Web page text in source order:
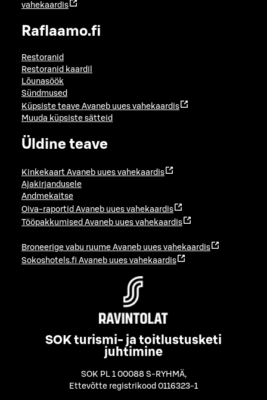
vahekaardis
Raflaamo.fi
Restoranid
Restoranid kaardil
Lõunasöök
Sündmused
Küpsiste teave Avaneb uues vahekaardis
Muuda küpsiste sätteid
Üldine teave
Kinkekaart Avaneb uues vahekaardis
Ajakirjandusele
Andmekaitse
Oiva-raportid Avaneb uues vahekaardis
Tööpakkumised Avaneb uues vahekaardis
Broneerige vabu ruume Avaneb uues vahekaardis
Sokoshotels.fi Avaneb uues vahekaardis
SOK turismi- ja toitlustusketi
juhtimine
SOK PL 1 00088 S-RYHMÄ,
Ettevõtte registrikood 0116323-1